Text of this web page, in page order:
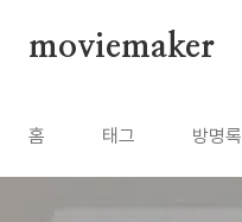
moviemaker
홈 태그 방명록